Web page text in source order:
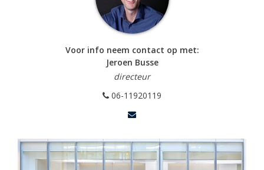
Voor info neem contact op met:
Jeroen Busse
directeur
06-11920119